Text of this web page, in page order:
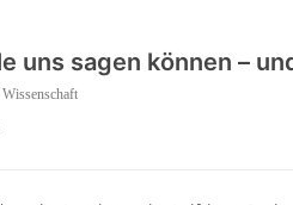
uns sagen können –
Wissenschaft